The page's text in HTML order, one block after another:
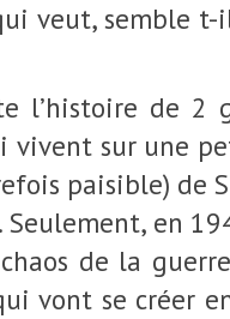
veut, semble t-
l’histoire de 2
vivent sur une
paisible) de
en
de la
vont se créer